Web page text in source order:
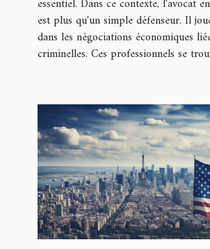
essentiel. Dans ce contexte, l'avocat
est plus qu'un simple défenseur. Il
dans les négociations économiques
criminelles. Ces professionnels se